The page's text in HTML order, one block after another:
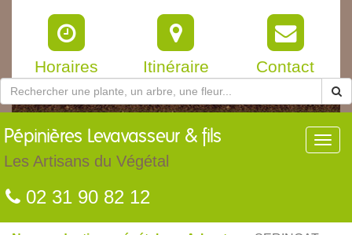
Horaires Itinéraire Contact
Pépinières Levavasseur & fils
Les Artisans du Végétal
02 31 90 82 12